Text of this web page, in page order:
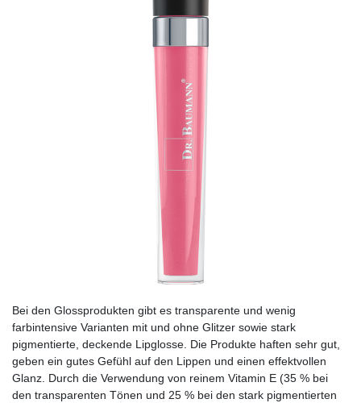
Bei den Glossprodukten gibt es transparente und wenig
farbintensive Varianten mit und ohne Glitzer sowie stark
pigmentierte, deckende Lipglosse. Die Produkte haften sehr gut,
geben ein gutes Gefühl auf den Lippen und einen effektvollen
Glanz. Durch die Verwendung von reinem Vitamin E (35 % bei
den transparenten Tönen und 25 % bei den stark pigmentierten